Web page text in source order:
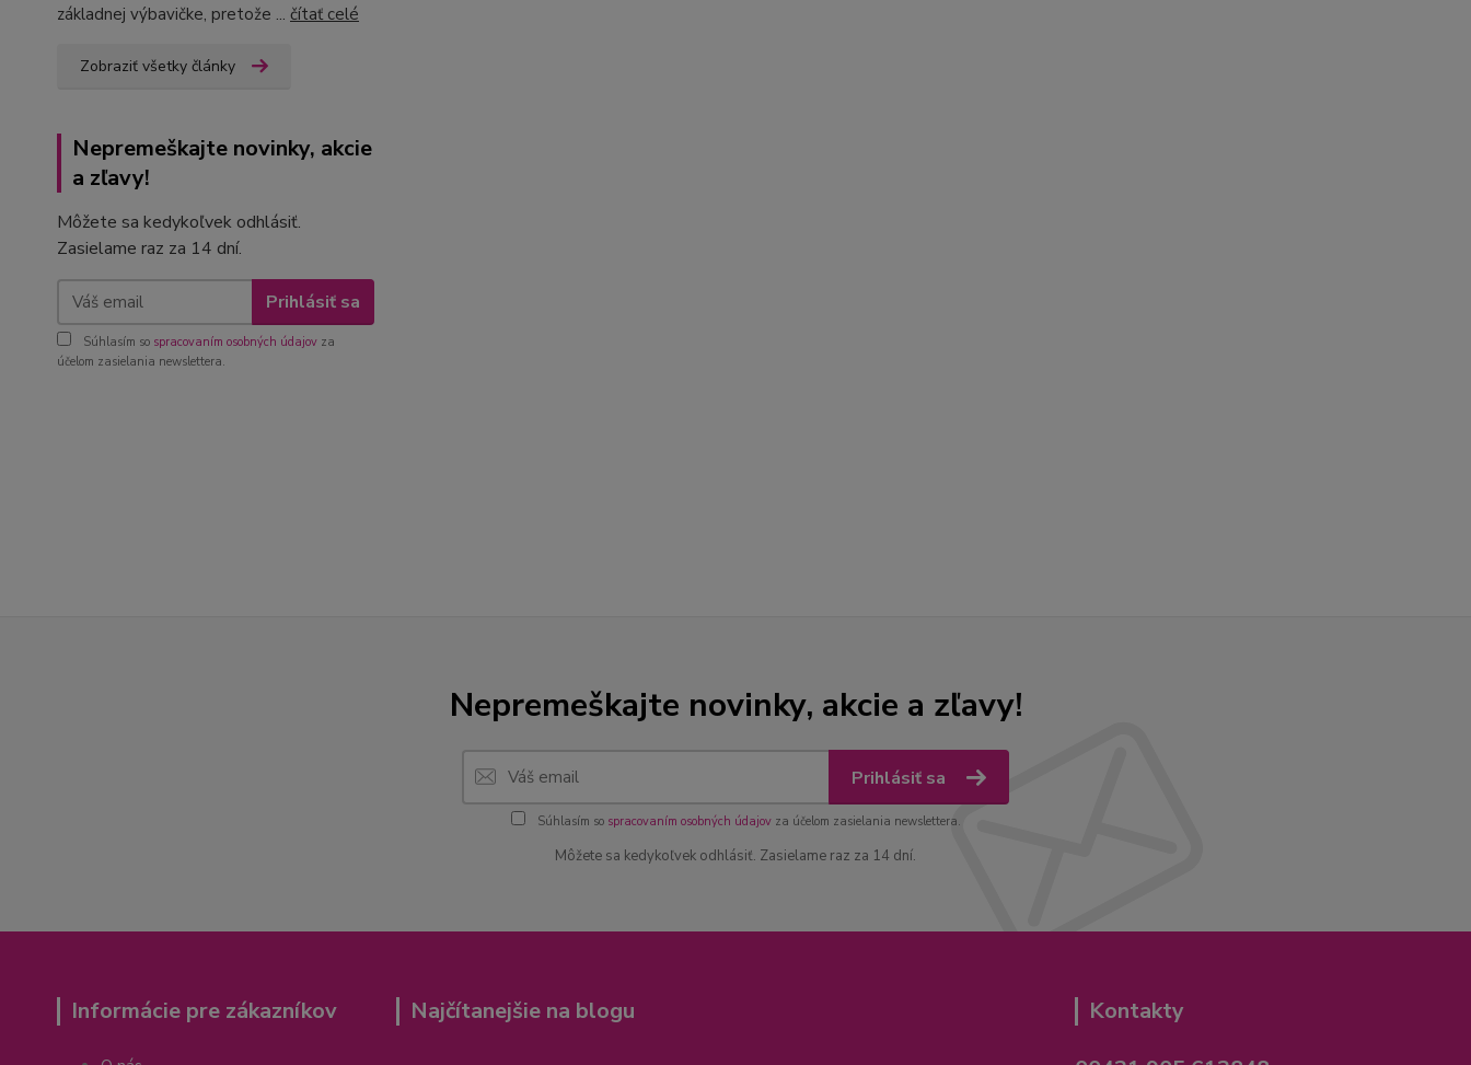
základnej výbavičke, pretože ... čítať celé
Zobraziť všetky články
Nepremeškajte novinky, akcie
a zľavy!
Môžete sa kedykoľvek odhlásiť.
Zasielame raz za 14 dní.
Prihlásiť sa
Súhlasím so spracovaním osobných údajov za
účelom zasielania newslettera.
Nepremeškajte novinky, akcie a zľavy!
Prihlásiť sa
Súhlasím so spracovaním osobných údajovza účelom zasielania newslettera.
Môžete sa kedykoľvek odhlásiť. Zasielame raz za 14 dní.
Informácie pre zákazníkov Najčítanejšie na blogu
Kontakty